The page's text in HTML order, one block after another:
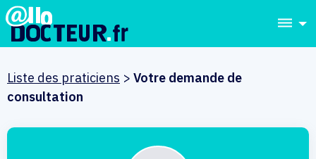
dehaze
Liste des praticiens > Votre demande de
consultation